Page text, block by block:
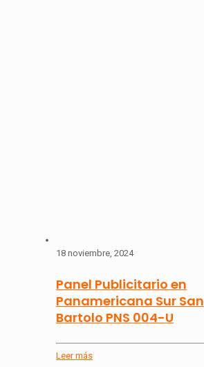
18 noviembre, 2024
Panel Publicitario en
Panamericana Sur San
Bartolo PNS 004-U
Leer más